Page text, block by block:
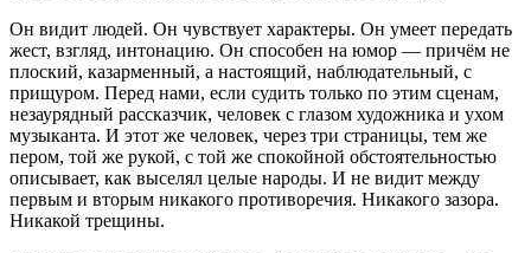
Он видит людей. Он чувствует характеры. Он умеет передать
жест, взгляд, интонацию. Он способен на юмор — причём не
плоский, казарменный, а настоящий, наблюдательный, с
прищуром. Перед нами, если судить только по этим сценам,
незаурядный рассказчик, человек с глазом художника и ухом
музыканта. И этот же человек, через три страницы, тем же
пером, той же рукой, с той же спокойной обстоятельностью
описывает, как выселял целые народы. И не видит между
первым и вторым никакого противоречия. Никакого зазора.
Никакой трещины.